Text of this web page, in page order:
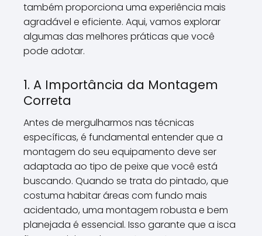
também proporciona uma experiência mais
agradável e eficiente. Aqui, vamos explorar
algumas das melhores práticas que você
pode adotar.
1. A Importância da Montagem
Correta
Antes de mergulharmos nas técnicas
específicas, é fundamental entender que a
montagem do seu equipamento deve ser
adaptada ao tipo de peixe que você está
buscando. Quando se trata do pintado, que
costuma habitar áreas com fundo mais
acidentado, uma montagem robusta e bem
planejada é essencial. Isso garante que a isca